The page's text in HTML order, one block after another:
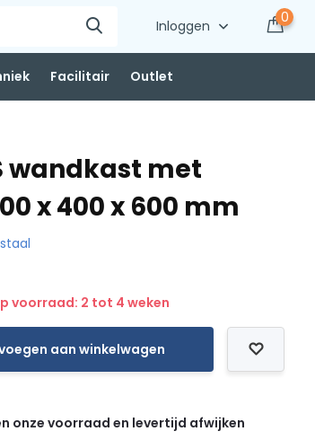
Inloggen
0
Facilitair Outlet
wandkast met
x 400 x 600 mm
voorraad: 2 tot 4 weken
aan winkelwagen
onze voorraad en levertijd afwijken